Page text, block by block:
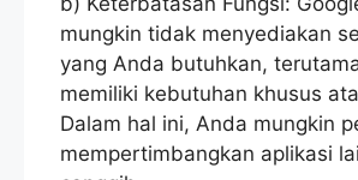
mungkin tidak menyediakan
yang Anda butuhkan,
memiliki kebutuhan khusus
Dalam hal ini, Anda mungkin
mempertimbangkan aplikasi